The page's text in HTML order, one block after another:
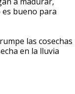
bueno para
las cosechas
en la lluvia